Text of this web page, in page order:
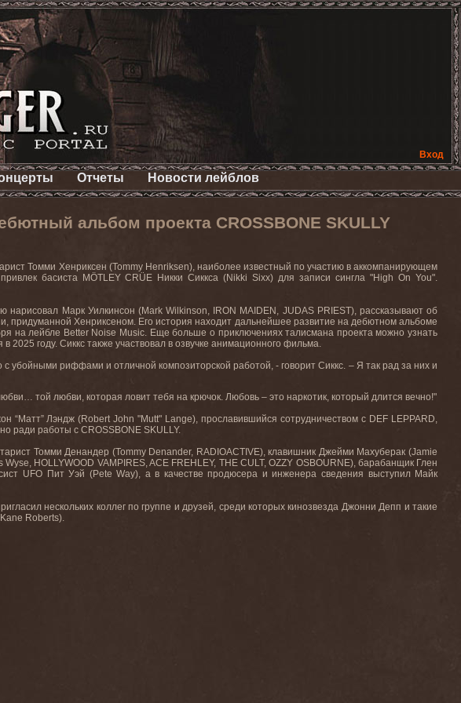
Вход
Отчеты Новости лейблов
альбом проекта CROSSBONE SKULLY
Томми Хенриксен (Tommy Henriksen), наиболее известный по участию в аккомпанирующем
басиста MÖTLEY CRÜE Никки Сиккса (Nikki Sixx) для записи сингла"High On You".
нарисовал Марк Уилкинсон (Mark Wilkinson, IRON MAIDEN , JUDAS PRIEST), рассказывают об
придуманной Хенриксеном. Его история находит дальнейшее развитие на дебютном альбоме
на лейбле Better Noise Music. Еще больше о приключениях талисмана проекта можно узнать
2025 году. Сиккс также участвовал в озвучке анимационного фильма.
убойными риффами и отличной композиторской работой, - говорит Сиккс. – Я так рад за них и
той любви, которая ловит тебя на крючок. Любовь – это наркотик, который длится вечно!"
“Матт” Лэндж (Robert John "Mutt" Lange), прославившийся сотрудничеством с DEF LEPPARD,
ради работы с CROSSBONE SKULLY.
Томми Денандер (Tommy Denander, RADIOACTIVE), клавишник Джейми Махуберак (Jamie
Wyse, HOLLYWOOD VAMPIRES,ACE FREHLEY, THE CULT,OZZY OSBOURNE), барабанщик Глен
UFO Пит Уэй (Pete Way), а в качестве продюсера и инженера сведения выступил Майк
нескольких коллег по группе и друзей, среди которых кинозвезда Джонни Депп и такие
Roberts).